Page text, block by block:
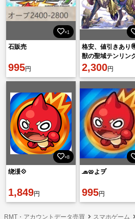
×1
石販売
995円
格安、値引きあり
獣の聖域テンリン
ア、運極代行2000円
2,300円
×8
绕湲💠
1,849円
🧢🥨よヺ
995円
RMT・アカウントデータ売買 スマホゲーム